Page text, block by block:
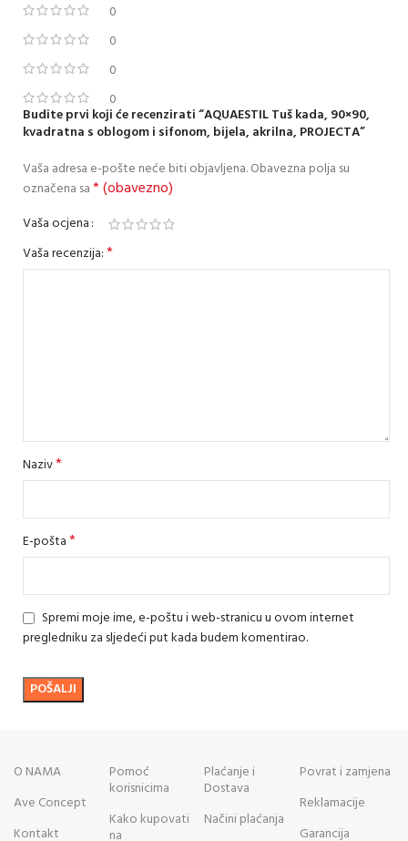
0
0
0
0
Budite prvi koji će recenzirati “AQUAESTIL Tuš kada, 90×90,
kvadratna s oblogom i sifonom, bijela, akrilna, PROJECTA”
Vaša adresa e-pošte neće biti objavljena.Obavezna polja su
označena sa* (obavezno)
Vaša ocjena
Vaša recenzija:*
Naziv*
E-pošta*
Spremi moje ime, e-poštu i web-stranicu u ovom internet
pregledniku za sljedeći put kada budem komentirao.
O NAMA
Ave Concept
Kontakt
Pomoć
korisnicima
Kako kupovati
na
Plaćanje i
Dostava
Načini plaćanja
Povrat i zamjena
Reklamacije
Garancija